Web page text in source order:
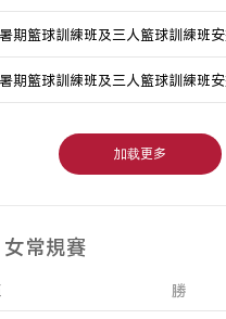
期籃球訓練班及三人籃球訓練班
期籃球訓練班及三人籃球訓練班
加载更多
女常規賽
勝